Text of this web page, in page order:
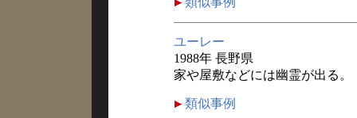
ユーレー
1988年 長野県
家や屋敷などには幽霊が出る。
類似事例